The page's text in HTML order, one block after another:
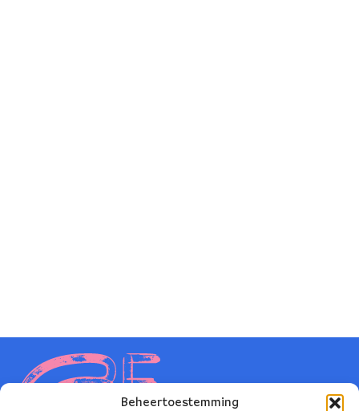
Beheertoestemming